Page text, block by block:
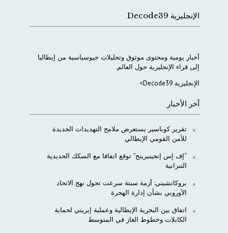
الإنجليزية Decode39
أخبار يومية ومحتوى موثوق وتحليلات جيوسياسية من إيطاليا
إلى قراء الإنجليزية حول العالم.
الإنجليزية Decode39>
آخر الأخبار
تقرير كوباسير يستعرض ملامح التهديدات الجديدة
للأمن القومي الإيطالي
“إف إس إنجينيرينج” توقع اتفاقا مع السكك الحديدية
التنزانية
بروكاتشيني: أزمة سبتة سرعت تحول نهج الاتحاد
الأوروبي بشأن إدارة الهجرة
اتفاق بين البحرية الإيطالية وعملية إيريني لحماية
الكابلات وخطوط الغاز في المتوسط